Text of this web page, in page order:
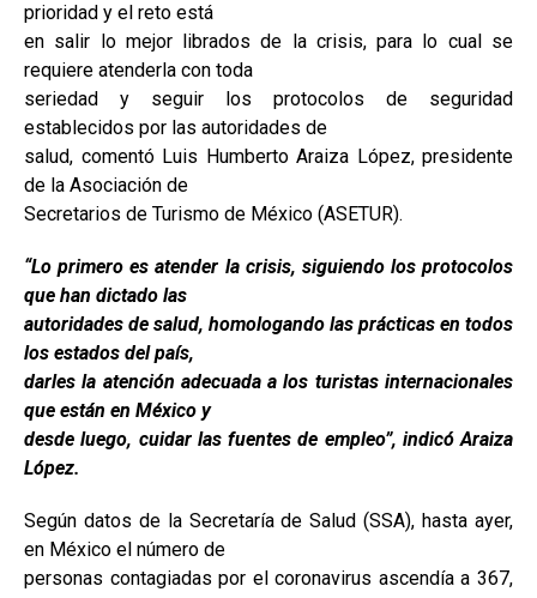
prioridad y el reto está
en salir lo mejor librados de la crisis, para lo cual se
requiere atenderla con toda
seriedad y seguir los protocolos de seguridad
establecidos por las autoridades de
salud, comentó Luis Humberto Araiza López, presidente
de la Asociación de
Secretarios de Turismo de México (ASETUR).
“Lo primero es atender la crisis, siguiendo los protocolos
que han dictado las
autoridades de salud, homologando las prácticas en todos
los estados del país,
darles la atención adecuada a los turistas internacionales
que están en México y
desde luego, cuidar las fuentes de empleo”, indicó Araiza
López.
Según datos de la Secretaría de Salud (SSA), hasta ayer,
en México el número de
personas contagiadas por el coronavirus ascendía a 367,